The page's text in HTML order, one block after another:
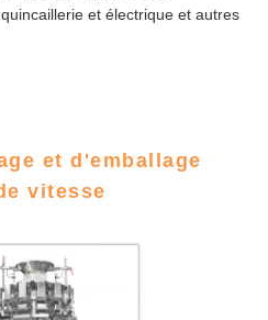
et électrique et autres
et d'emballage
vitesse